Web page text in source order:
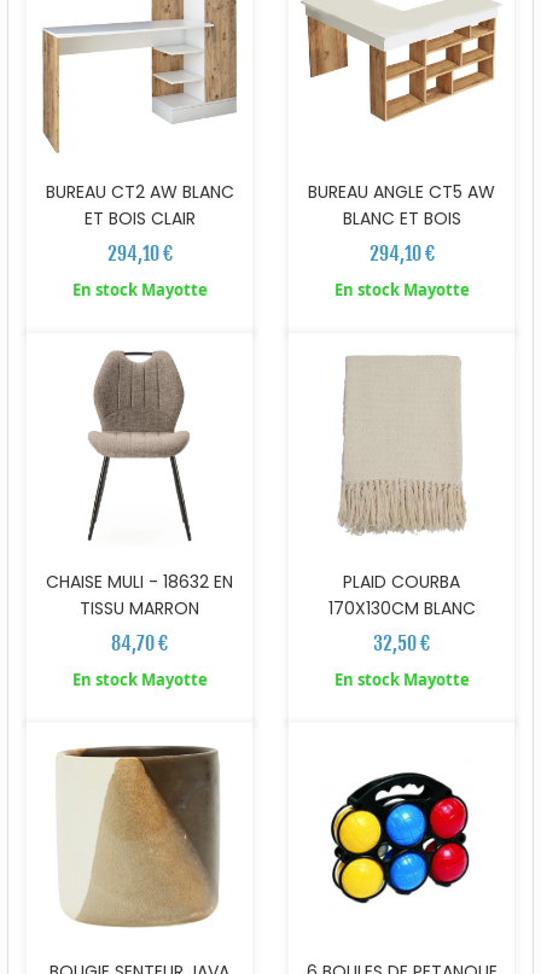
BUREAU CT2 AW BLANC
ET BOIS CLAIR
294,10 €
En stock Mayotte
BUREAU ANGLE CT5 AW
BLANC ET BOIS
294,10 €
En stock Mayotte
CHAISE MULI - 18632 EN
TISSU MARRON
84,70 €
En stock Mayotte
PLAID COURBA
170X130CM BLANC
32,50 €
En stock Mayotte